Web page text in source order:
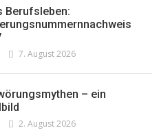
mit Summer Sale und
Kollektion
Honig? – Neue EU-
gelten 14. Juni
Berufsleben:
7. August 2026
– ein
2. August 2026